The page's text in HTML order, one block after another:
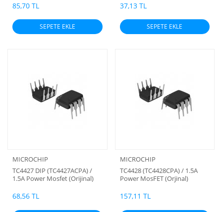
85,70 TL
SEPETE EKLE
37,13 TL
SEPETE EKLE
MICROCHIP
TC4427 DIP (TC4427ACPA) /
1.5A Power Mosfet (Orijinal)
68,56 TL
MICROCHIP
TC4428 (TC4428CPA) / 1.5A
Power MosFET (Orjinal)
157,11 TL